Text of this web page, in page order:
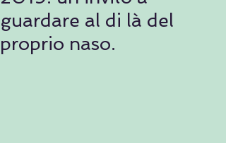
guardare al di là del
proprio naso.